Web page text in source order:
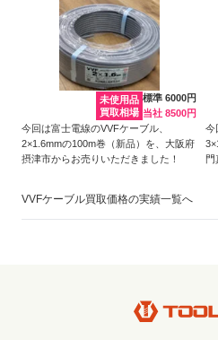
未使用品
買取相場
標準 6000円
当社 8500円
今回は富士電線のVVFケーブル、
2×1.6mmの100m巻（新品）を、大阪府
摂津市からお売りいただきました！
今
門
VVFケーブル買取価格の実績一覧へ